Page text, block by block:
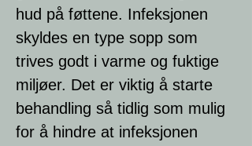
hud på føttene. Infeksjonen
skyldes en type sopp som
trives godt i varme og fuktige
miljøer. Det er viktig å starte
behandling så tidlig som mulig
for å hindre at infeksjonen